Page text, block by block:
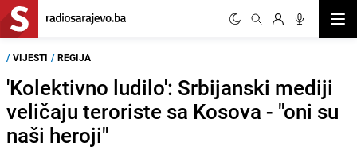
/ VIJESTI / REGIJA
'Kolektivno ludilo': Srbijanski mediji
veličaju teroriste sa Kosova - "oni su
naši heroji"